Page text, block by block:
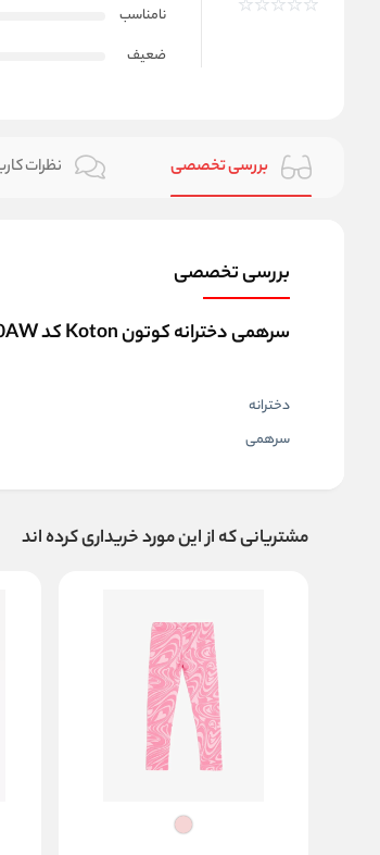
نامناسب
ضعیف
بررسی تخصصی نظرات
بررسی تخصصی
سرهمی دخترانه کوتون Koton کد 5SKG40010AW
دخترانه
سرهمی
مشتریانی که از این مورد خریداری کرده اند